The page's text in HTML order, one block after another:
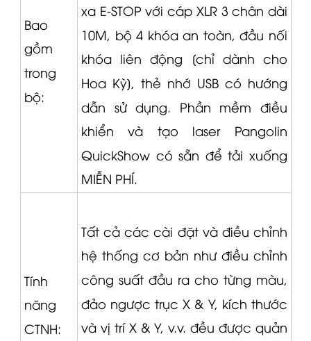
Bao
gồm
trong
bộ:
xa E-STOP với cáp XLR3 chân dài
10M, bộ 4 khóa an toàn, đầu nối
khóa liên động [chỉ dành cho
Hoa Kỳ], thẻ nhớ USB có hướng
dẫn sử dụng. Phần mềm điều
khiển và tạo laser Pangolin
QuickShow có sẵn để tải xuống
MIỄN PHÍ.
Tính
năng
CTNH:
Tất cả các cài đặt và điều chỉnh
hệ thống cơ bản như điều chỉnh
công suất đầu ra cho từng màu,
đảo ngược trục X & Y, kích thước
và vị trí X & Y, v.v. đều được quản